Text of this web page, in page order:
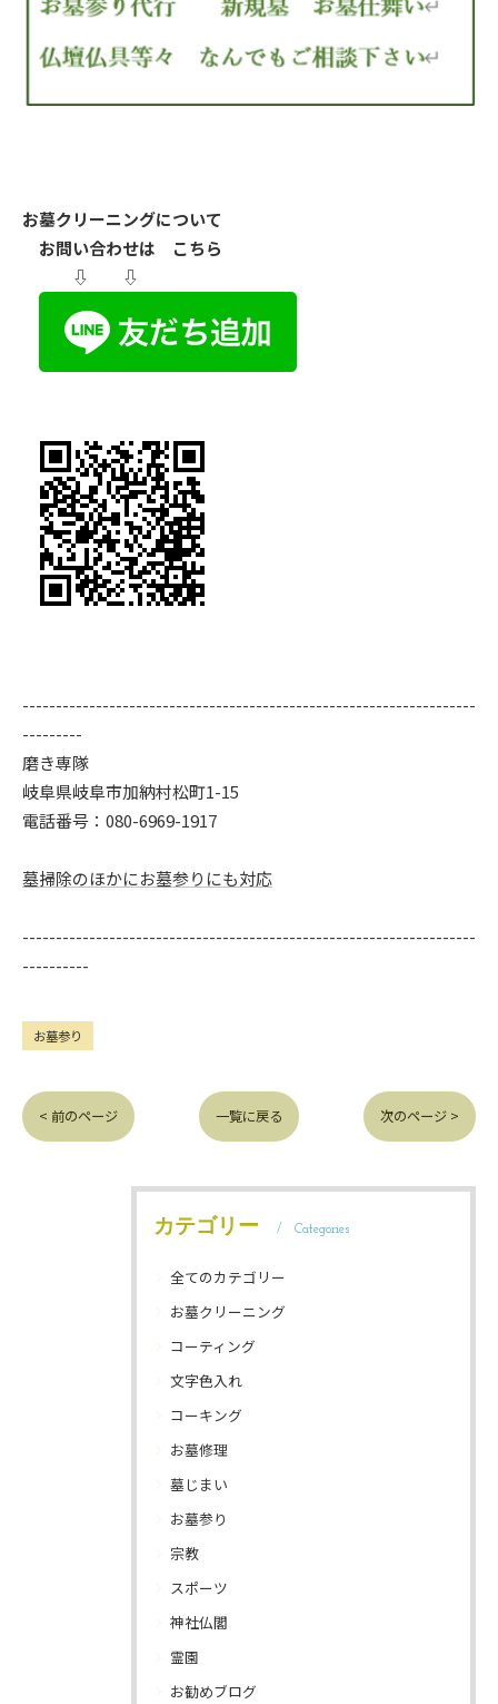
お墓クリーニングについて
お問い合わせは こちら
⇩ ⇩
--------------------------------------------------------------------
---------
磨き専隊
岐阜県岐阜市加納村松町1-15
電話番号：080-6969-1917
墓掃除のほかにお墓参りにも対応
--------------------------------------------------------------------
----------
お墓参り
< 前のページ 一覧に戻る 次のページ >
カテゴリー Categories
全てのカテゴリー
お墓クリーニング
コーティング
文字色入れ
コーキング
お墓修理
墓じまい
お墓参り
宗教
スポーツ
神社仏閣
霊園
お勧めブログ